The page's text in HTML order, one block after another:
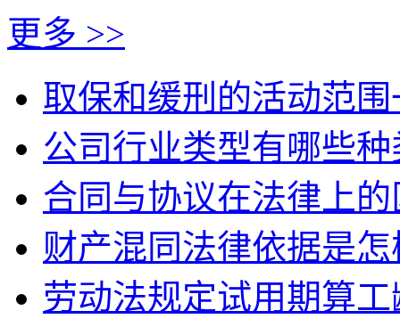
更多 >>
取保和缓刑的活动范围
公司行业类型有哪些种
合同与协议在法律上的
财产混同法律依据是怎
劳动法规定试用期算工